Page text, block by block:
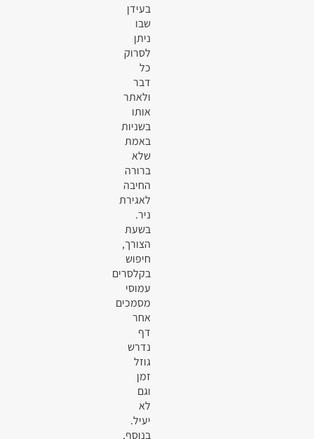
בעידן
שבו
ניתן
לסרוק
כל
דבר
ולאתר
אותו
בשניות
באמת
שלא
ברורה
החיבה
לאגירת
ניר.
בשעת
הצורך,
חיפוש
בקלסרים
עמוסי
מסמכים
אחר
דף
נדרש
גוזל
זמן
וגם
לא
יעיל.
בנוסף,